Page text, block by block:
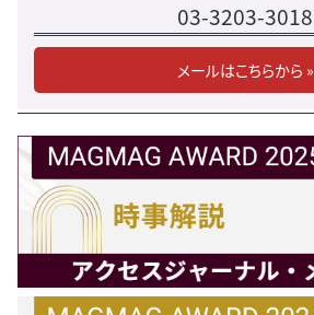
03-3203-3018
メールはこちらから »